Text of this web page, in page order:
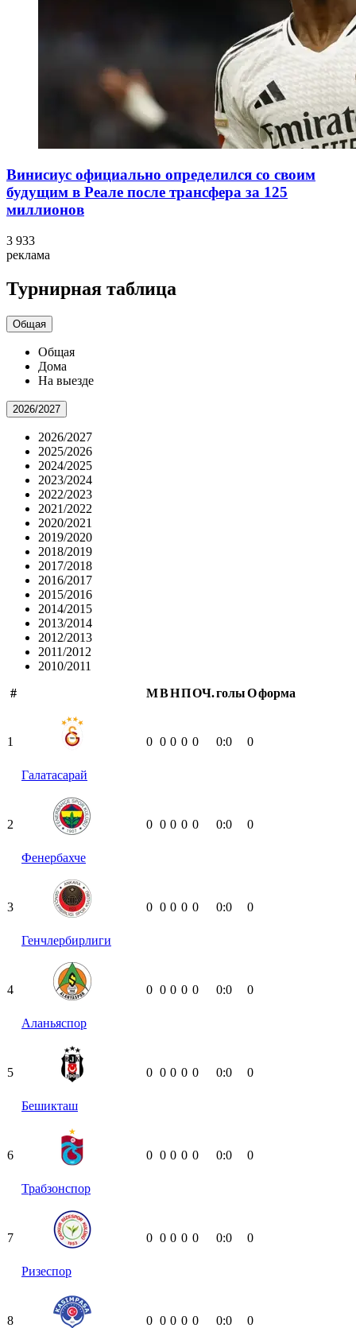
Винисиус официально определился со своим
будущим в Реале после трансфера за 125
миллионов
3 933
реклама
Турнирная таблица
Общая
Общая
Дома
На выезде
2026/2027
2026/2027
2025/2026
2024/2025
2023/2024
2022/2023
2021/2022
2020/2021
2019/2020
2018/2019
2017/2018
2016/2017
2015/2016
2014/2015
2013/2014
2012/2013
2011/2012
2010/2011
#
МВНПОЧ.голыОформа
1
Галатасарай
0 0 0 0 0 0:0 0
2
Фенербахче
0 0 0 0 0 0:0 0
3
Генчлербирлиги
0 0 0 0 0 0:0 0
4
Аланьяспор
0 0 0 0 0 0:0 0
5
Бешикташ
0 0 0 0 0 0:0 0
6
Трабзонспор
0 0 0 0 0 0:0 0
7
Ризеспор
0 0 0 0 0 0:0 0
8 0 0 0 0 0 0:0 0